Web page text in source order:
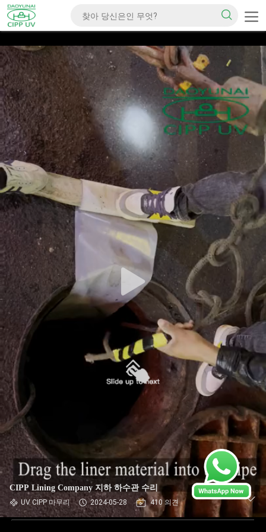
CIPP Lining Company 지하 하수관 수리
UV CIPP 마무리 2024-05-28 410 의견